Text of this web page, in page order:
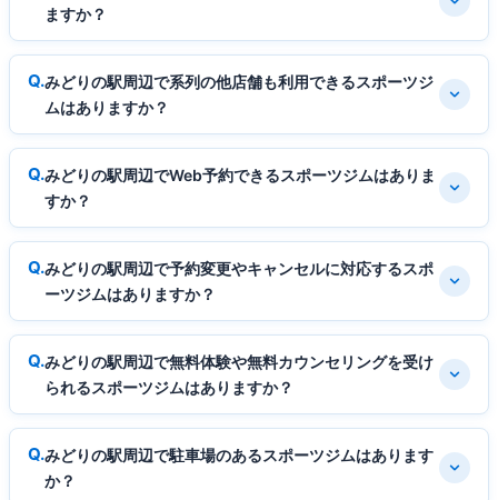
ますか？
みどりの駅周辺で系列の他店舗も利用できるスポーツジ
ムはありますか？
みどりの駅周辺でWeb予約できるスポーツジムはありま
すか？
みどりの駅周辺で予約変更やキャンセルに対応するスポ
ーツジムはありますか？
みどりの駅周辺で無料体験や無料カウンセリングを受け
られるスポーツジムはありますか？
みどりの駅周辺で駐車場のあるスポーツジムはあります
か？